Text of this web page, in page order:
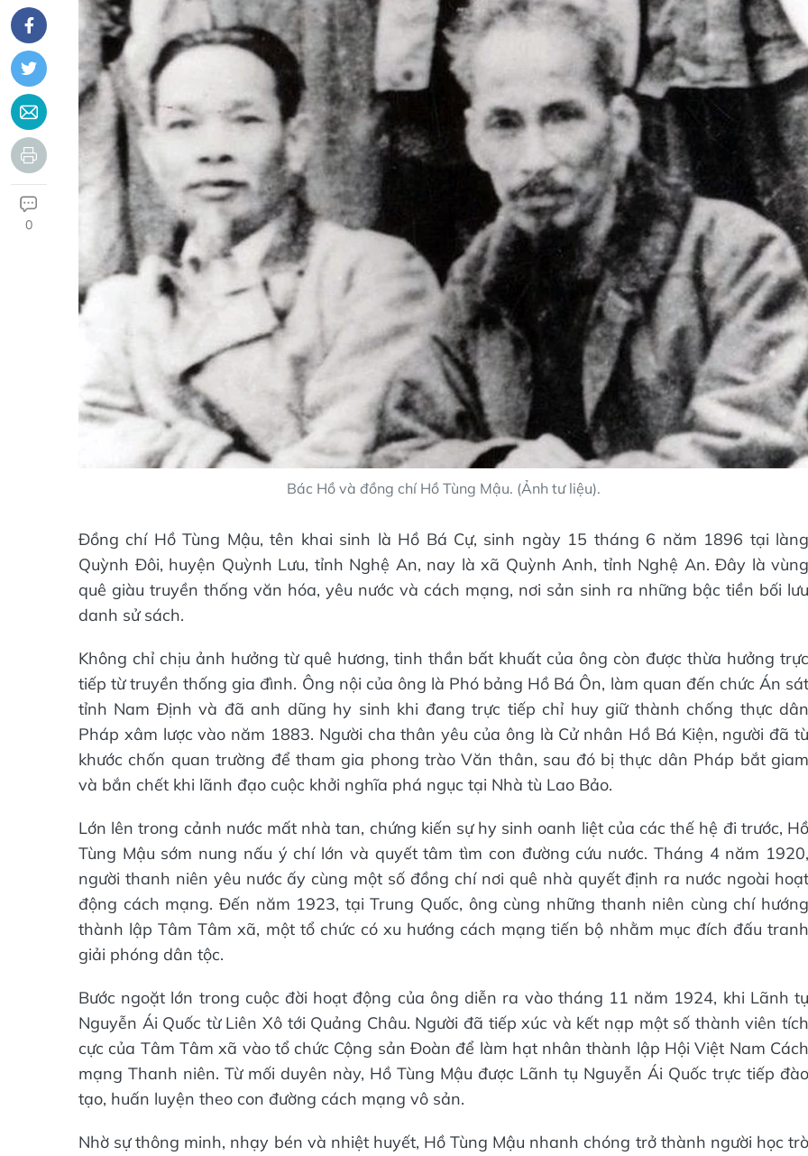
0
Bác Hồ và đồng chí Hồ Tùng Mậu. (Ảnh tư liệu).
Đồng chí Hồ Tùng Mậu, tên khai sinh là Hồ Bá Cự, sinh ngày 15 tháng 6 năm 1896 tại làng
Quỳnh Đôi, huyện Quỳnh Lưu, tỉnh Nghệ An, nay là xã Quỳnh Anh, tỉnh Nghệ An. Đây là vùng
quê giàu truyền thống văn hóa, yêu nước và cách mạng, nơi sản sinh ra những bậc tiền bối lưu
danh sử sách.
Không chỉ chịu ảnh hưởng từ quê hương, tinh thần bất khuất của ông còn được thừa hưởng trực
tiếp từ truyền thống gia đình. Ông nội của ông là Phó bảng Hồ Bá Ôn, làm quan đến chức Án sát
tỉnh Nam Định và đã anh dũng hy sinh khi đang trực tiếp chỉ huy giữ thành chống thực dân
Pháp xâm lược vào năm 1883. Người cha thân yêu của ông là Cử nhân Hồ Bá Kiện, người đã từ
khước chốn quan trường để tham gia phong trào Văn thân, sau đó bị thực dân Pháp bắt giam
và bắn chết khi lãnh đạo cuộc khởi nghĩa phá ngục tại Nhà tù Lao Bảo.
Lớn lên trong cảnh nước mất nhà tan, chứng kiến sự hy sinh oanh liệt của các thế hệ đi trước, Hồ
Tùng Mậu sớm nung nấu ý chí lớn và quyết tâm tìm con đường cứu nước. Tháng 4 năm 1920,
người thanh niên yêu nước ấy cùng một số đồng chí nơi quê nhà quyết định ra nước ngoài hoạt
động cách mạng. Đến năm 1923, tại Trung Quốc, ông cùng những thanh niên cùng chí hướng
thành lập Tâm Tâm xã, một tổ chức có xu hướng cách mạng tiến bộ nhằm mục đích đấu tranh
giải phóng dân tộc.
Bước ngoặt lớn trong cuộc đời hoạt động của ông diễn ra vào tháng 11 năm 1924, khi Lãnh tụ
Nguyễn Ái Quốc từ Liên Xô tới Quảng Châu. Người đã tiếp xúc và kết nạp một số thành viên tích
cực của Tâm Tâm xã vào tổ chức Cộng sản Đoàn để làm hạt nhân thành lập Hội Việt Nam Cách
mạng Thanh niên. Từ mối duyên này, Hồ Tùng Mậu được Lãnh tụ Nguyễn Ái Quốc trực tiếp đào
tạo, huấn luyện theo con đường cách mạng vô sản.
Nhờ sự thông minh, nhạy bén và nhiệt huyết, Hồ Tùng Mậu nhanh chóng trở thành người học trò